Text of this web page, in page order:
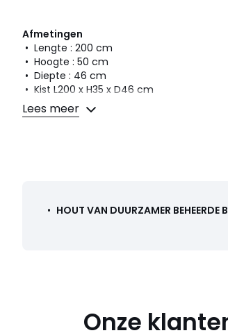
Afmetingen
• Lengte : 200 cm
• Hoogte : 50 cm
• Diepte : 46 cm
• Kist L200 x H35 x D46 cm
• Hoogte pootgedeelte : 15 cm
Levering
• B207 x H53 x D57 cm, 73,5 kg
Lees meer
• HOUT VAN DUURZAMER BEHEERDE
Onze